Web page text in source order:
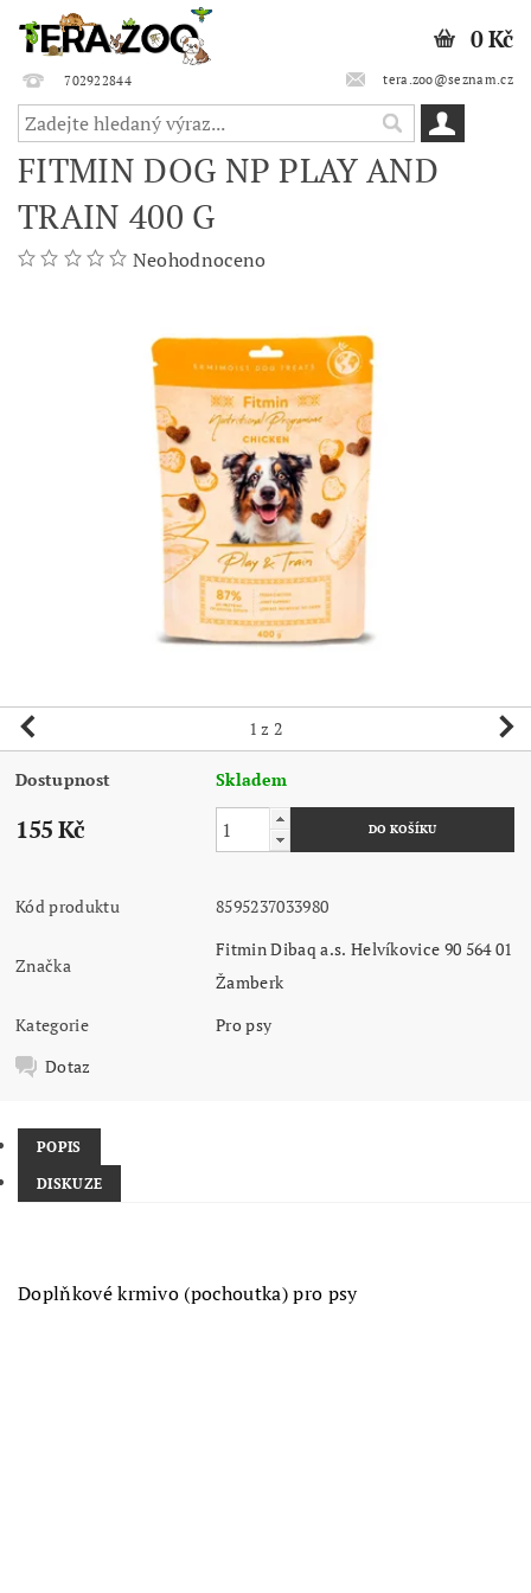
702922844 tera.zoo@seznam.cz
0 Kč
FITMIN DOG NP PLAY AND
TRAIN 400 G
Neohodnoceno
1 z 2
Dostupnost Skladem
155 Kč
Kód produktu 8595237033980
Značka
Fitmin Dibaq a.s. Helvíkovice 90 564 01
Žamberk
Kategorie
Pro psy
Dotaz
POPIS
DISKUZE
Doplňkové krmivo (pochoutka) pro psy